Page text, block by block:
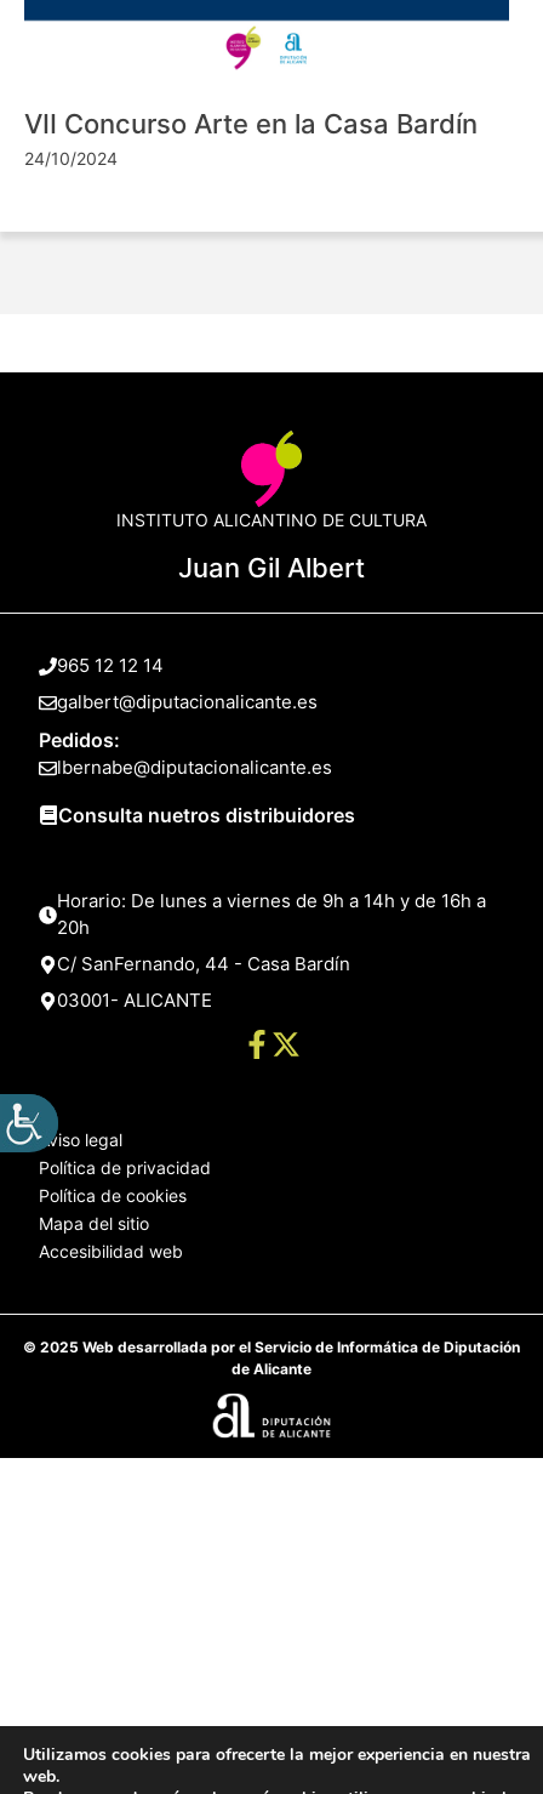
VII Concurso Arte en la Casa Bardín
24/10/2024
INSTITUTO ALICANTINO DE CULTURA
Juan Gil Albert
965 12 12 14
galbert@diputacionalicante.es
Pedidos:
lbernabe@diputacionalicante.es
Consulta nuetros distribuidores
Horario: De lunes a viernes de 9h a 14h y de 16h a
20h
C/ SanFernando, 44 - Casa Bardín
03001- ALICANTE
Aviso legal
Política de privacidad
Política de cookies
Mapa del sitio
Accesibilidad web
© 2025 Web desarrollada por el Servicio de Informática de Diputación
de Alicante
Utilizamos cookies para ofrecerte la mejor experiencia en nuestra
web.